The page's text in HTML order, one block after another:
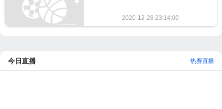
2020-12-28 23:14:00
884
今日直播 热赛直播